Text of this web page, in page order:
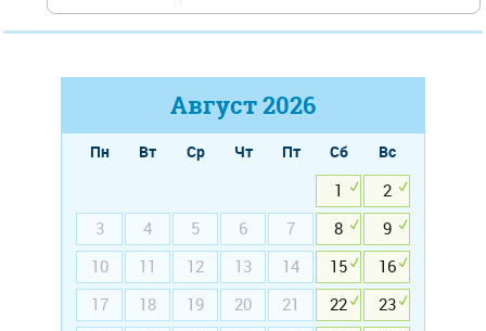
Август2026
Пн Вт Ср Чт Пт Сб
Вс
1
2
3
4 5 6 7 8
9
10
11 12 13 14 15
16
17
18 19 20 21 22
23